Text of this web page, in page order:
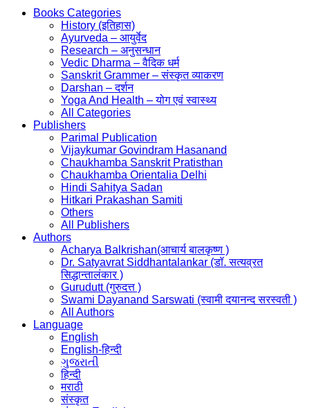
Books Categories
History (इतिहास)
Ayurveda – आयुर्वेद
Research – अनुसन्धान
Vedic Dharma – वैदिक धर्म
Sanskrit Grammer – संस्कृत व्याकरण
Darshan – दर्शन
Yoga And Health – योग एवं स्वास्थ्य
All Categories
Publishers
Parimal Publication
Vijaykumar Govindram Hasanand
Chaukhamba Sanskrit Pratisthan
Chaukhamba Orientalia Delhi
Hindi Sahitya Sadan
Hitkari Prakashan Samiti
Others
All Publishers
Authors
Acharya Balkrishan(आचार्य बालकृष्ण )
Dr. Satyavrat Siddhantalankar (डॉ. सत्यव्रत
सिद्धान्तालंकार )
Gurudutt (गुरुदत्त )
Swami Dayanand Sarswati (स्वामी दयानन्द सरस्वती )
All Authors
Language
English
English-हिन्दी
ગુજરાતી
हिन्दी
मराठी
संस्कृत